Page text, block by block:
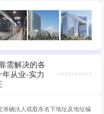
需解决的各
从业-实力
>>>>>>>>>>
确法人或股东名下地址及地址编